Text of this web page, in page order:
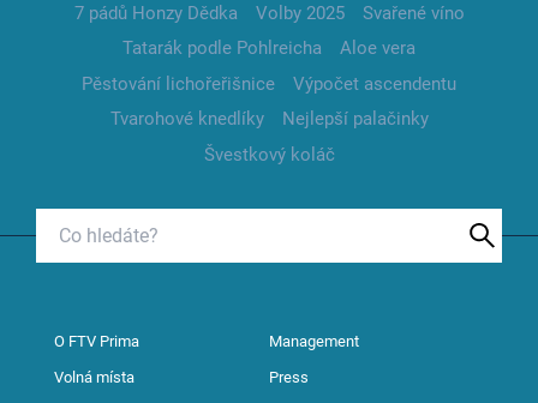
7 pádů Honzy Dědka
Volby 2025
Svařené víno
Tatarák podle Pohlreicha
Aloe vera
Pěstování lichořeřišnice
Výpočet ascendentu
Tvarohové knedlíky
Nejlepší palačinky
Švestkový koláč
O FTV Prima Management
Volná místa Press